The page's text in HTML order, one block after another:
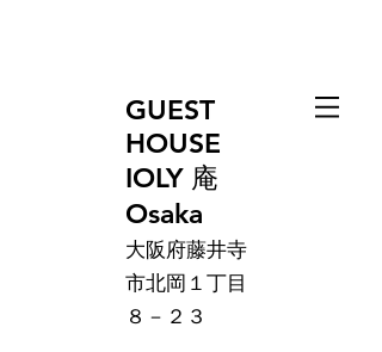
GUEST
HOUSE
IOLY 庵
Osaka
大阪府藤井寺
市北岡１丁目
８－２３